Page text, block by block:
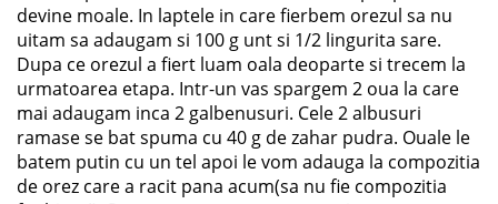
devine moale. In laptele in care fierbem orezul sa nu
uitam sa adaugam si 100 g unt si 1/2 lingurita sare.
Dupa ce orezul a fiert luam oala deoparte si trecem la
urmatoarea etapa. Intr-un vas spargem 2 oua la care
mai adaugam inca 2 galbenusuri. Cele 2 albusuri
ramase se bat spuma cu 40 g de zahar pudra. Ouale le
batem putin cu un tel apoi le vom adauga la compozitia
de orez care a racit pana acum(sa nu fie compozitia